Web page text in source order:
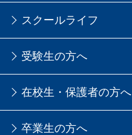
スクールライフ
受験生の方へ
在校生・保護者の方へ
卒業生の方へ